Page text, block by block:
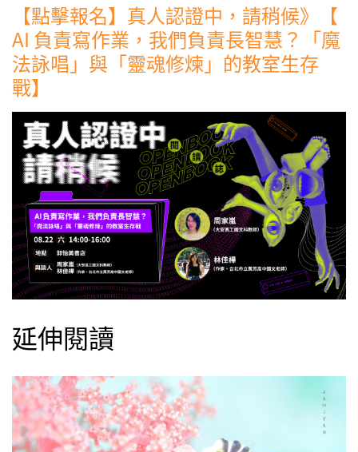
【點擊報名】真人認證中，請稍候》【
AI 負責寫作業，我們負責長智慧？「魔
法詠唱」與「靈魂修煉」的教室生存
戰】
延伸閱讀